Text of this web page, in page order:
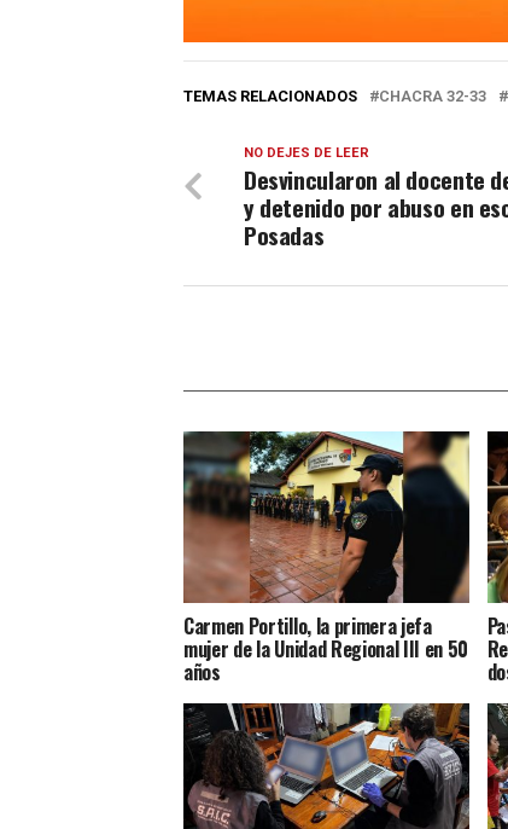
TEMAS RELACIONADOS CHACRA 32-33
NO DEJES DE LEER
Desvincularon al docente
y detenido por abuso en
Posadas
Carmen Portillo, la primera jefa
mujer de la Unidad Regional III en 50
años